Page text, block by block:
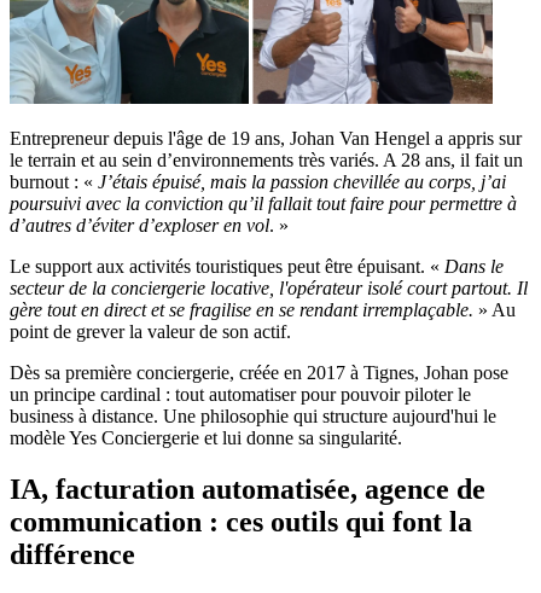
Entrepreneur depuis l'âge de 19 ans, Johan Van Hengel a appris sur
le terrain et au sein d’environnements très variés. A 28 ans, il fait un
burnout : « J’étais épuisé, mais la passion chevillée au corps, j’ai
poursuivi avec la conviction qu’il fallait tout faire pour permettre à
d’autres d’éviter d’exploser en vol. »
Le support aux activités touristiques peut être épuisant. « Dans le
secteur de la conciergerie locative, l'opérateur isolé court partout. Il
gère tout en direct et se fragilise en se rendant irremplaçable. » Au
point de grever la valeur de son actif.
Dès sa première conciergerie, créée en 2017 à Tignes, Johan pose
un principe cardinal : tout automatiser pour pouvoir piloter le
business à distance. Une philosophie qui structure aujourd'hui le
modèle Yes Conciergerie et lui donne sa singularité.
IA, facturation automatisée, agence de
communication : ces outils qui font la
différence